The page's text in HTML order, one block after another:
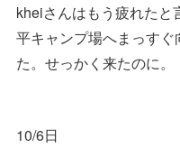
kheiさんはもう疲れた
平キャンプ場へまっす
た。せっかく来たのに。
10/6日